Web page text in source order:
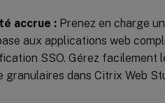
accrue : Prenez en charge
aux applications web
SSO. Gérez facilement
granulaires dans Citrix Web